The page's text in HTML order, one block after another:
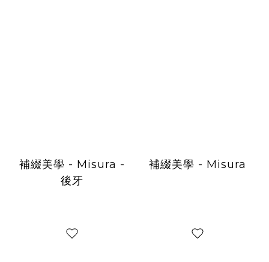
補綴美學 - Misura -
後牙
補綴美學 - Misura